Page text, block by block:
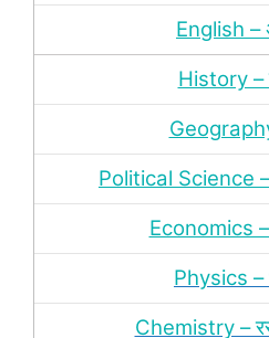
English –
History –
Political Science –
Economics –
Physics –
Chemistry –